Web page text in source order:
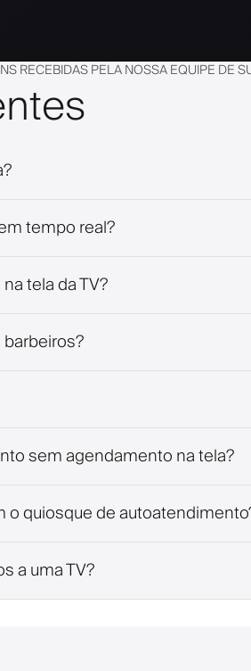
RECEBIDAS PELA NOSSA EQUIPE DE
tempo real?
tela da TV?
sem agendamento na tela?
o quiosque de
a uma TV?